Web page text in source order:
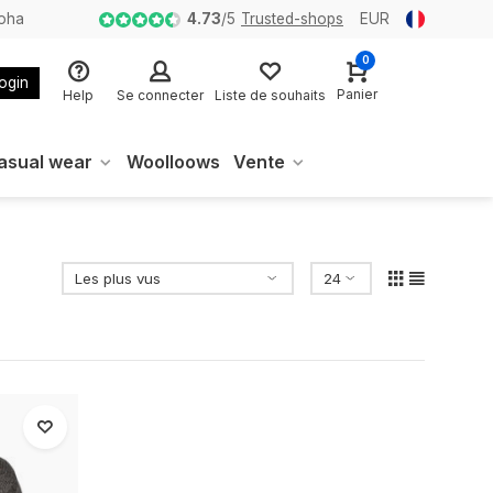
4.73/5 Trusted-shops EUR
Help Se connecter Liste de souhaits
0
Panier
wear Woolloows Vente